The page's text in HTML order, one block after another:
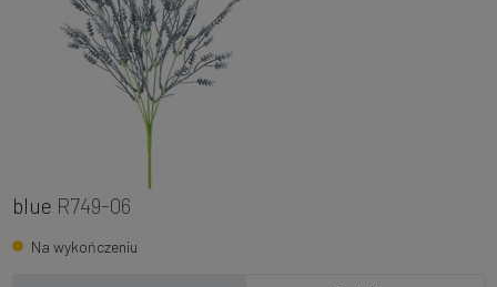
blue R749-06
Na wykończeniu